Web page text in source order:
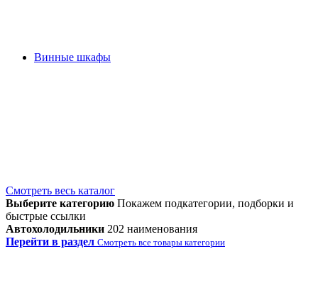
Винные шкафы
Смотреть весь каталог
Выберите категорию Покажем подкатегории, подборки и
быстрые ссылки
Автохолодильники 202 наименования
Перейти в раздел Смотреть все товары категории